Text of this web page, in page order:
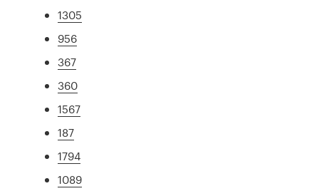
1305
956
367
360
1567
187
1794
1089